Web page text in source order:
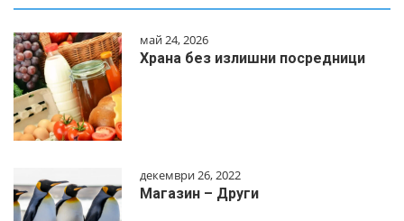
май 24, 2026
Храна без излишни посредници
декември 26, 2022
Магазин – Други